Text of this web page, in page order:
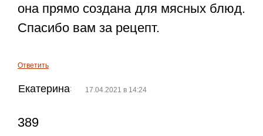
она прямо создана для мясных блюд.
Спасибо вам за рецепт.
Ответить
Екатерина: 17.04.2021 в 14:24
389